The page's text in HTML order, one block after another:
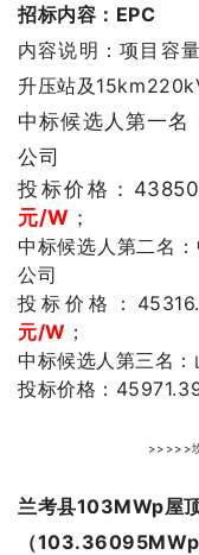
招标内容：EPC
内容说明：项目容
升压站及
中标候选人第一名
公司
投标价格：
元/W ；
中标候选人第二名：
公司
投标价格：
元/W ；
中标候选人第三名
投标价格：
>>>>>
兰考县103MWp屋
（103.36095MWp